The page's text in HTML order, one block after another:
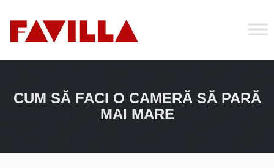
CUM SĂ FACI O CAMERĂ SĂ PARĂ
MAI MARE